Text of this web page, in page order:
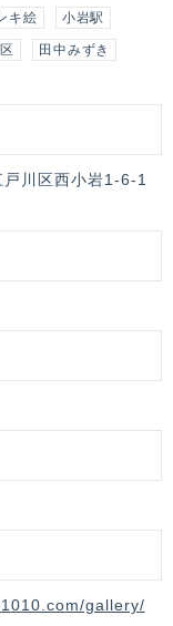
キ絵 小岩駅
田中みずき
川区西小岩1-6-1
gallery/